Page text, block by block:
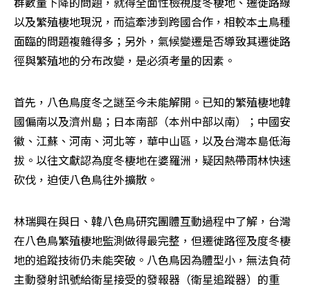
以及繁殖棲地現況，而這牽涉到跨國合作，相較本土鳥種
面臨的問題複雜得多；另外，氣候變遷是否導致其遷徙路
徑與繁殖地的分布改變，是必須考量的因素。
首先，八色鳥度冬之謎至今未能解開。已知的繁殖棲地韓
國偏南以及濟州島；日本南部（本州中部以南）；中國安
徽、江蘇、河南、河北等，華中山區，以及台灣本島低海
拔。以往文獻認為度冬棲地在婆羅洲，疑因熱帶雨林快速
砍伐，迫使八色鳥往外擴散。
林瑞興在與日、韓八色鳥研究團體互動過程中了解，台灣
在八色鳥繁殖棲地監測做得最完整，但遷徙路徑及度冬棲
地的追蹤技術仍未能突破。八色鳥因為體型小，無法負荷
主動發射訊號給衛星接受的發報器（衛星追蹤器）的重